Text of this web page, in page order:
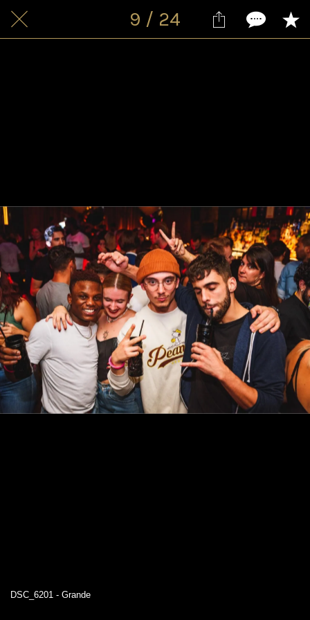
9 / 24
DSC_6201 - Grande